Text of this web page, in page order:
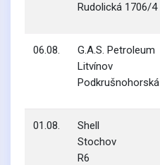
Rudolická 1706/4
06.08.
G.A.S. Petroleum
Litvínov
Podkrušnohorská
01.08.
Shell
Stochov
R6